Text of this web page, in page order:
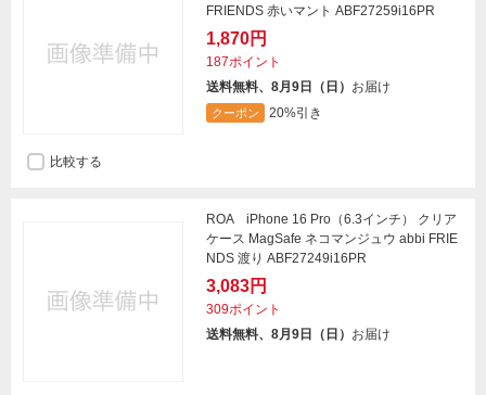
FRIENDS 赤いマント ABF27259i16PR
1,870円
187ポイント
送料無料、8月9日（日） お届け
クーポン 20%引き
比較する
ROA iPhone 16 Pro（6.3インチ） クリア
ケース MagSafe ネコマンジュウ abbi FRIE
NDS 渡り ABF27249i16PR
3,083円
309ポイント
送料無料、8月9日（日） お届け